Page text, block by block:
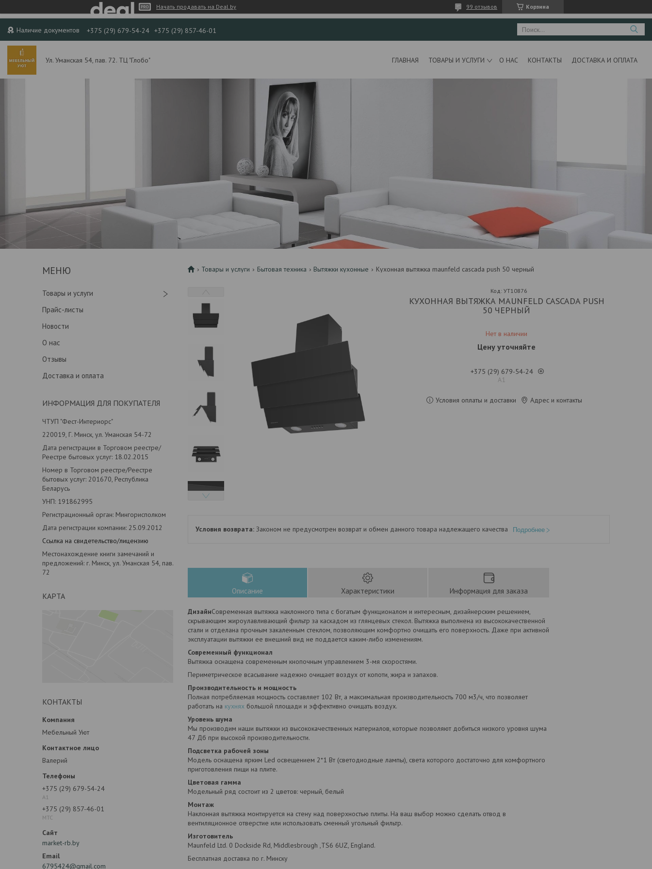
Начать продавать на Deal.by Корзина
99 отзывов
Наличие документов +375 (29) 679-54-24 +375 (29) 857-46-01
Ул. Уманская 54, пав. 72. ТЦ "Глобо" ГЛАВНАЯ ТОВАРЫ И УСЛУГИ О НАС КОНТАКТЫ ДОСТАВКА И ОПЛАТА
Товары и услуги
Прайс-листы
Новости
О нас
Отзывы
Доставка и оплата
ИНФОРМАЦИЯ ДЛЯ ПОКУПАТЕЛЯ
ЧТУП "Фест-Интериорс"
220019, Г. Минск, ул. Уманская 54-72
Дата регистрации в Торговом реестре/
Реестре бытовых услуг: 18.02.2015
Номер в Торговом реестре/Реестре
бытовых услуг: 201670, Республика
Беларусь
УНП: 191862995
Регистрационный орган: Мингорисполком
Дата регистрации компании: 25.09.2012
Ссылка на свидетельство/лицензию
Местонахождение книги замечаний и
предложений: г. Минск, ул. Уманская 54, пав.
72
КАРТА
КОНТАКТЫ
Мебельный Уют
Валерий
+375 (29) 679-54-24
А1
+375 (29) 857-46-01
МТС
market-rb.by
6795424@gmail.com
Товары и услуги Бытовая техника Вытяжки кухонные Кухонная вытяжка maunfeld cascada push 50 черный
КУХОННАЯ ВЫТЯЖКА MAUNFELD CASCADA PUSH
50 ЧЕРНЫЙ
Нет в наличии
Код:УТ10876
Цену уточняйте
+375 (29) 679-54-24
А1
Условия оплаты и доставки Адрес и контакты
Законом не предусмотрен возврат и обмен данного товара надлежащего качества Подробнее
Описание Характеристики Информация для заказа
ДизайнСовременная вытяжка наклонного типа с богатым функционалом и интересным, дизайнерским решением,
скрывающим жироулавливающий фильтр за каскадом из глянцевых стекол. Вытяжка выполнена из высококачественной
стали и отделана прочным закаленным стеклом, позволяющим комфортно очищать его поверхность. Даже при активной
эксплуатации вытяжки ее внешний вид не поддается каким-либо изменениям.
Современный функционал
Вытяжка оснащена современным кнопочным управлением 3-мя скоростями.
Периметрическое всасывание надежно очищает воздух от копоти, жира и запахов.
Производительность и мощность
Полная потребляемая мощность составляет 102 Вт, а максимальная производительность 700 м3/ч, что позволяет
работать на кухнях большой площади и эффективно очищать воздух.
Уровень шума
Мы производим наши вытяжки из высококачественных материалов, которые позволяют добиться низкого уровня шума
47 Дб при высокой производительности.
Подсветка рабочей зоны
Модель оснащена ярким Led освещением 2*1 Вт (светодиодные лампы), света которого достаточно для комфортного
приготовления пищи на плите.
Цветовая гамма
Модельный ряд состоит из 2 цветов: черный, белый
Монтаж
Наклонная вытяжка монтируется на стену над поверхностью плиты. На ваш выбор можно сделать отвод в
вентиляционное отверстие или использовать сменный угольный фильтр.
Изготовитель
Maunfeld Ltd. 0 Dockside Rd, Middlesbrough ,TS6 6UZ, England.
Бесплатная доставка по г. Минску